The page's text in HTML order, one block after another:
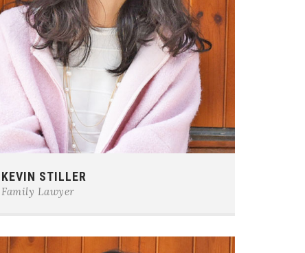
E-mail: team@example.com
KEVIN STILLER
Family Lawyer